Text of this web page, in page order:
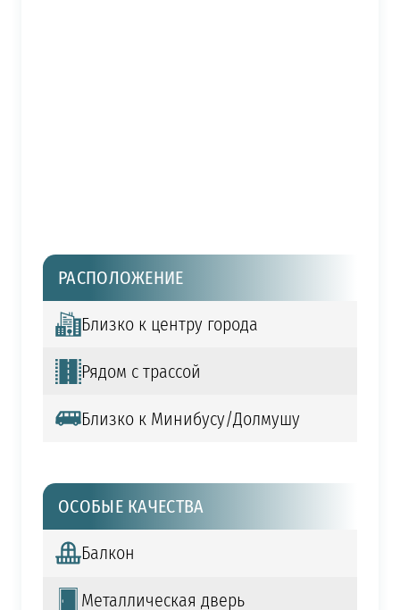
РАСПОЛОЖЕНИЕ
Близко к центру города
Рядом с трассой
Близко к Минибусу/Долмушу
ОСОБЫЕ КАЧЕСТВА
Балкон
Металлическая дверь